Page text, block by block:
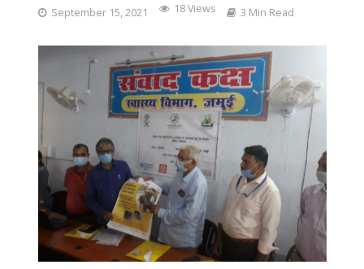
September 15, 2021 18 Views 3 Min Read